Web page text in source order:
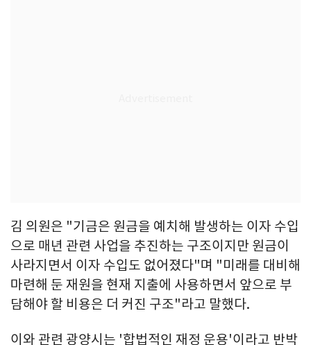
김 의원은 "기금은 원금을 예치해 발생하는 이자 수입
으로 매년 관련 사업을 추진하는 구조이지만 원금이
사라지면서 이자 수입도 없어졌다"며 "미래를 대비해
마련해 둔 재원을 현재 지출에 사용하면서 앞으로 부
담해야 할 비용은 더 커진 구조"라고 말했다.
이와 관련 광양시는 '합법적인 재정 운용'이라고 반박